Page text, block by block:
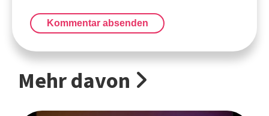
Kommentar absenden
Mehr davon